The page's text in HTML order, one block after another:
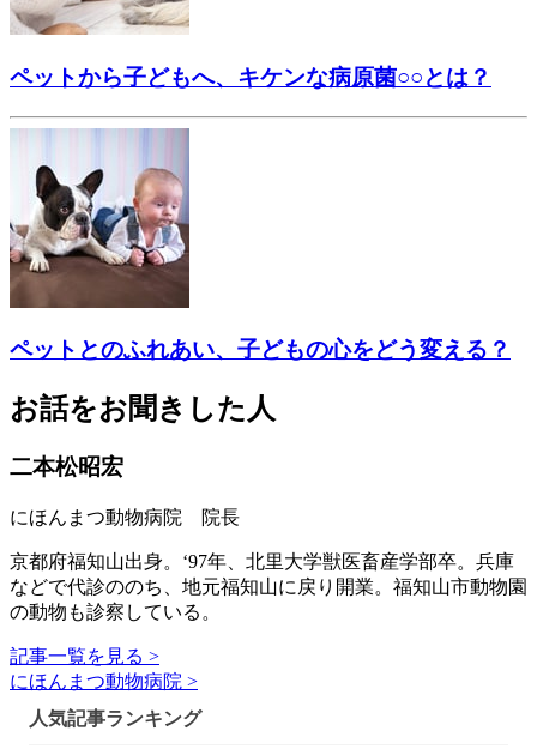
ペットから子どもへ、キケンな病原菌○○とは？
ペットとのふれあい、子どもの心をどう変える？
お話をお聞きした人
二本松昭宏
にほんまつ動物病院 院長
京都府福知山出身。‘97年、北里大学獣医畜産学部卒。兵庫
などで代診ののち、地元福知山に戻り開業。福知山市動物園
の動物も診察している。
記事一覧を見る >
にほんまつ動物病院 >
人気記事ランキング